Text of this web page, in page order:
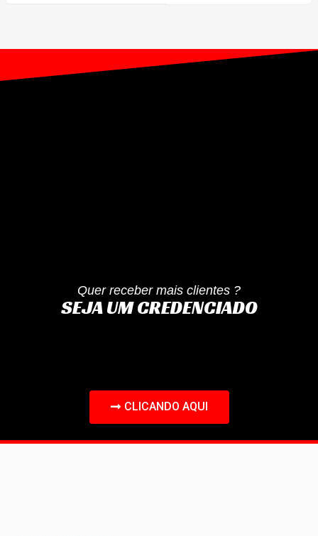
Quer receber mais clientes ?
SEJA UM CREDENCIADO
CLICANDO AQUI